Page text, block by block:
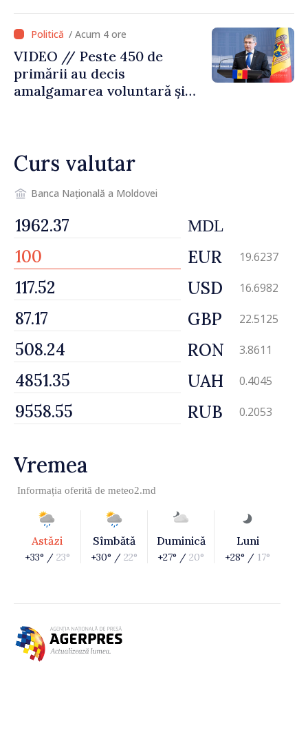
Republica Moldova merge în
direcția corectă”
/ Acum 4 ore
VIDEO // Peste 450 de
primării au decis
amalgamarea voluntară și
depășim blocajele și să dăm o
șansă localităților să se
dezvolte”
Curs valutar
Banca Națională a Moldovei
MDL
EUR 19.6237
USD 16.6982
GBP 22.5125
RON 3.8611
UAH 0.4045
RUB 0.2053
Vremea
Informația oferită de meteo2.md
Astăzi
+33° / 23°
Sîmbătă
+30° / 22°
Duminică
+27° / 20°
Luni
+28° / 17°